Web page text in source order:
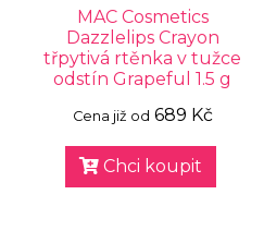
MAC Cosmetics
Dazzlelips Crayon
třpytivá rtěnka v tužce
odstín Grapeful 1.5 g
Cena již od 689 Kč
Chci koupit